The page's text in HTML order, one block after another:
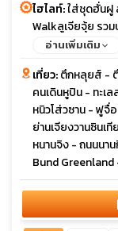
ไฮไลท์:ใส่ชุดฮั่นฝู
Walkลูเจียจุ้ย รว
อ่านเพิ่มเติม
เที่ยว:ตึกหลุยส์ -
คนเดินหูปิน - ทะเ
หนิวโส่วซาน - ฟูจื่
ย่านเจียงวานซินเ
หนานจิง - ถนนนา
Bund